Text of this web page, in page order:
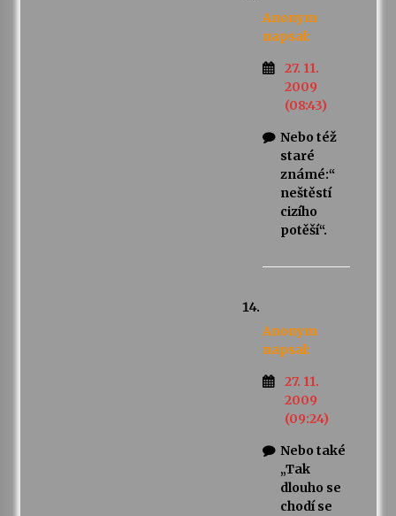
Anonym
napsal:
27. 11.
2009
(08:43)
Nebo též
staré
známé:“
neštěstí
cizího
potěší“.
Anonym
napsal:
27. 11.
2009
(09:24)
Nebo také
„Tak
dlouho se
chodí se